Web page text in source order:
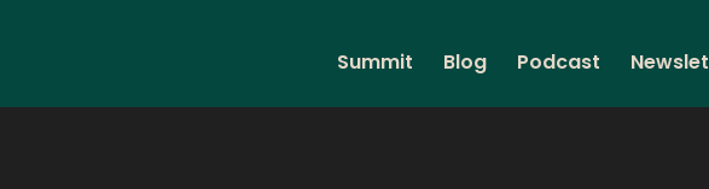
Summit Blog Podcast